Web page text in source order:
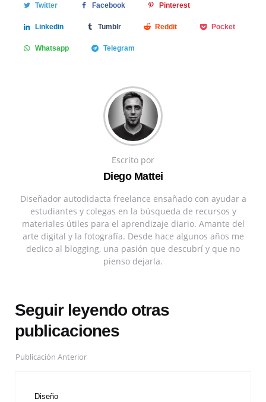
Twitter Facebook Pinterest
Linkedin Tumblr Reddit Pocket
Whatsapp Telegram
Escrito por
Diego Mattei
Diseñador autodidacta freelance ensañado con ayudar a
estudiantes y colegas en la búsqueda de recursos y
materiales útiles para el aprendizaje diario. Amante del
arte digital y la fotografía. Desde hace algunos años me
dedico al blogging, una pasión que descubrí y que no
pienso dejarla.
Seguir leyendo otras
publicaciones
Publicación Anterior
Diseño